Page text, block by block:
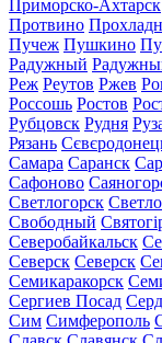
Приморско-Ахтарск
Протвино
Пучеж Пушкино
Радужный
Реж Реутов Ржев
Россошь Ростов
Рубцовск Рудня
Рязань
Самара Саранск
Сафоново
Светлогорск
Свободный
Северобайкальск
Северск Северск
Семикаракорск
Сергиев Посад
Сим Симферополь